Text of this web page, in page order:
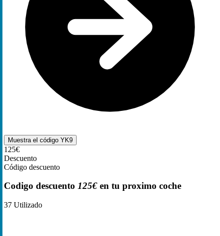
Muestra el código YK9
125€
Descuento
Código descuento
Codigo descuento 125€ en tu proximo coche
37 Utilizado